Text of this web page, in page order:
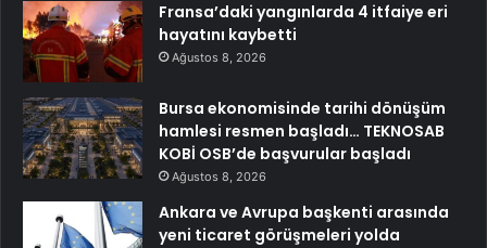
Fransa’daki yangınlarda 4 itfaiye eri
hayatını kaybetti
Ağustos 8, 2026
Bursa ekonomisinde tarihi dönüşüm
hamlesi resmen başladı… TEKNOSAB
KOBİ OSB’de başvurular başladı
Ağustos 8, 2026
Ankara ve Avrupa başkenti arasında
yeni ticaret görüşmeleri yolda